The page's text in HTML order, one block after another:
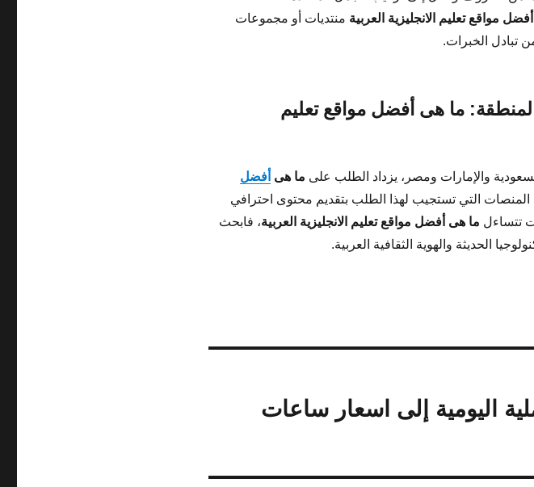
مواقع تعليم الانجليزية العربية منتديات أو مجموعات
تبادل الخبرات.
ما هى أفضل مواقع تعليم
والإمارات ومصر، يزداد الطلب على ما هى أفضل
المنصات التي تستجيب لهذا الطلب بتقديم محتوى احترافي
تتساءل ما هى أفضل مواقع تعليم الانجليزية العربية، فابحث
الحديثة والهوية الثقافية العربية.
اليومية إلى اسعار ساعات